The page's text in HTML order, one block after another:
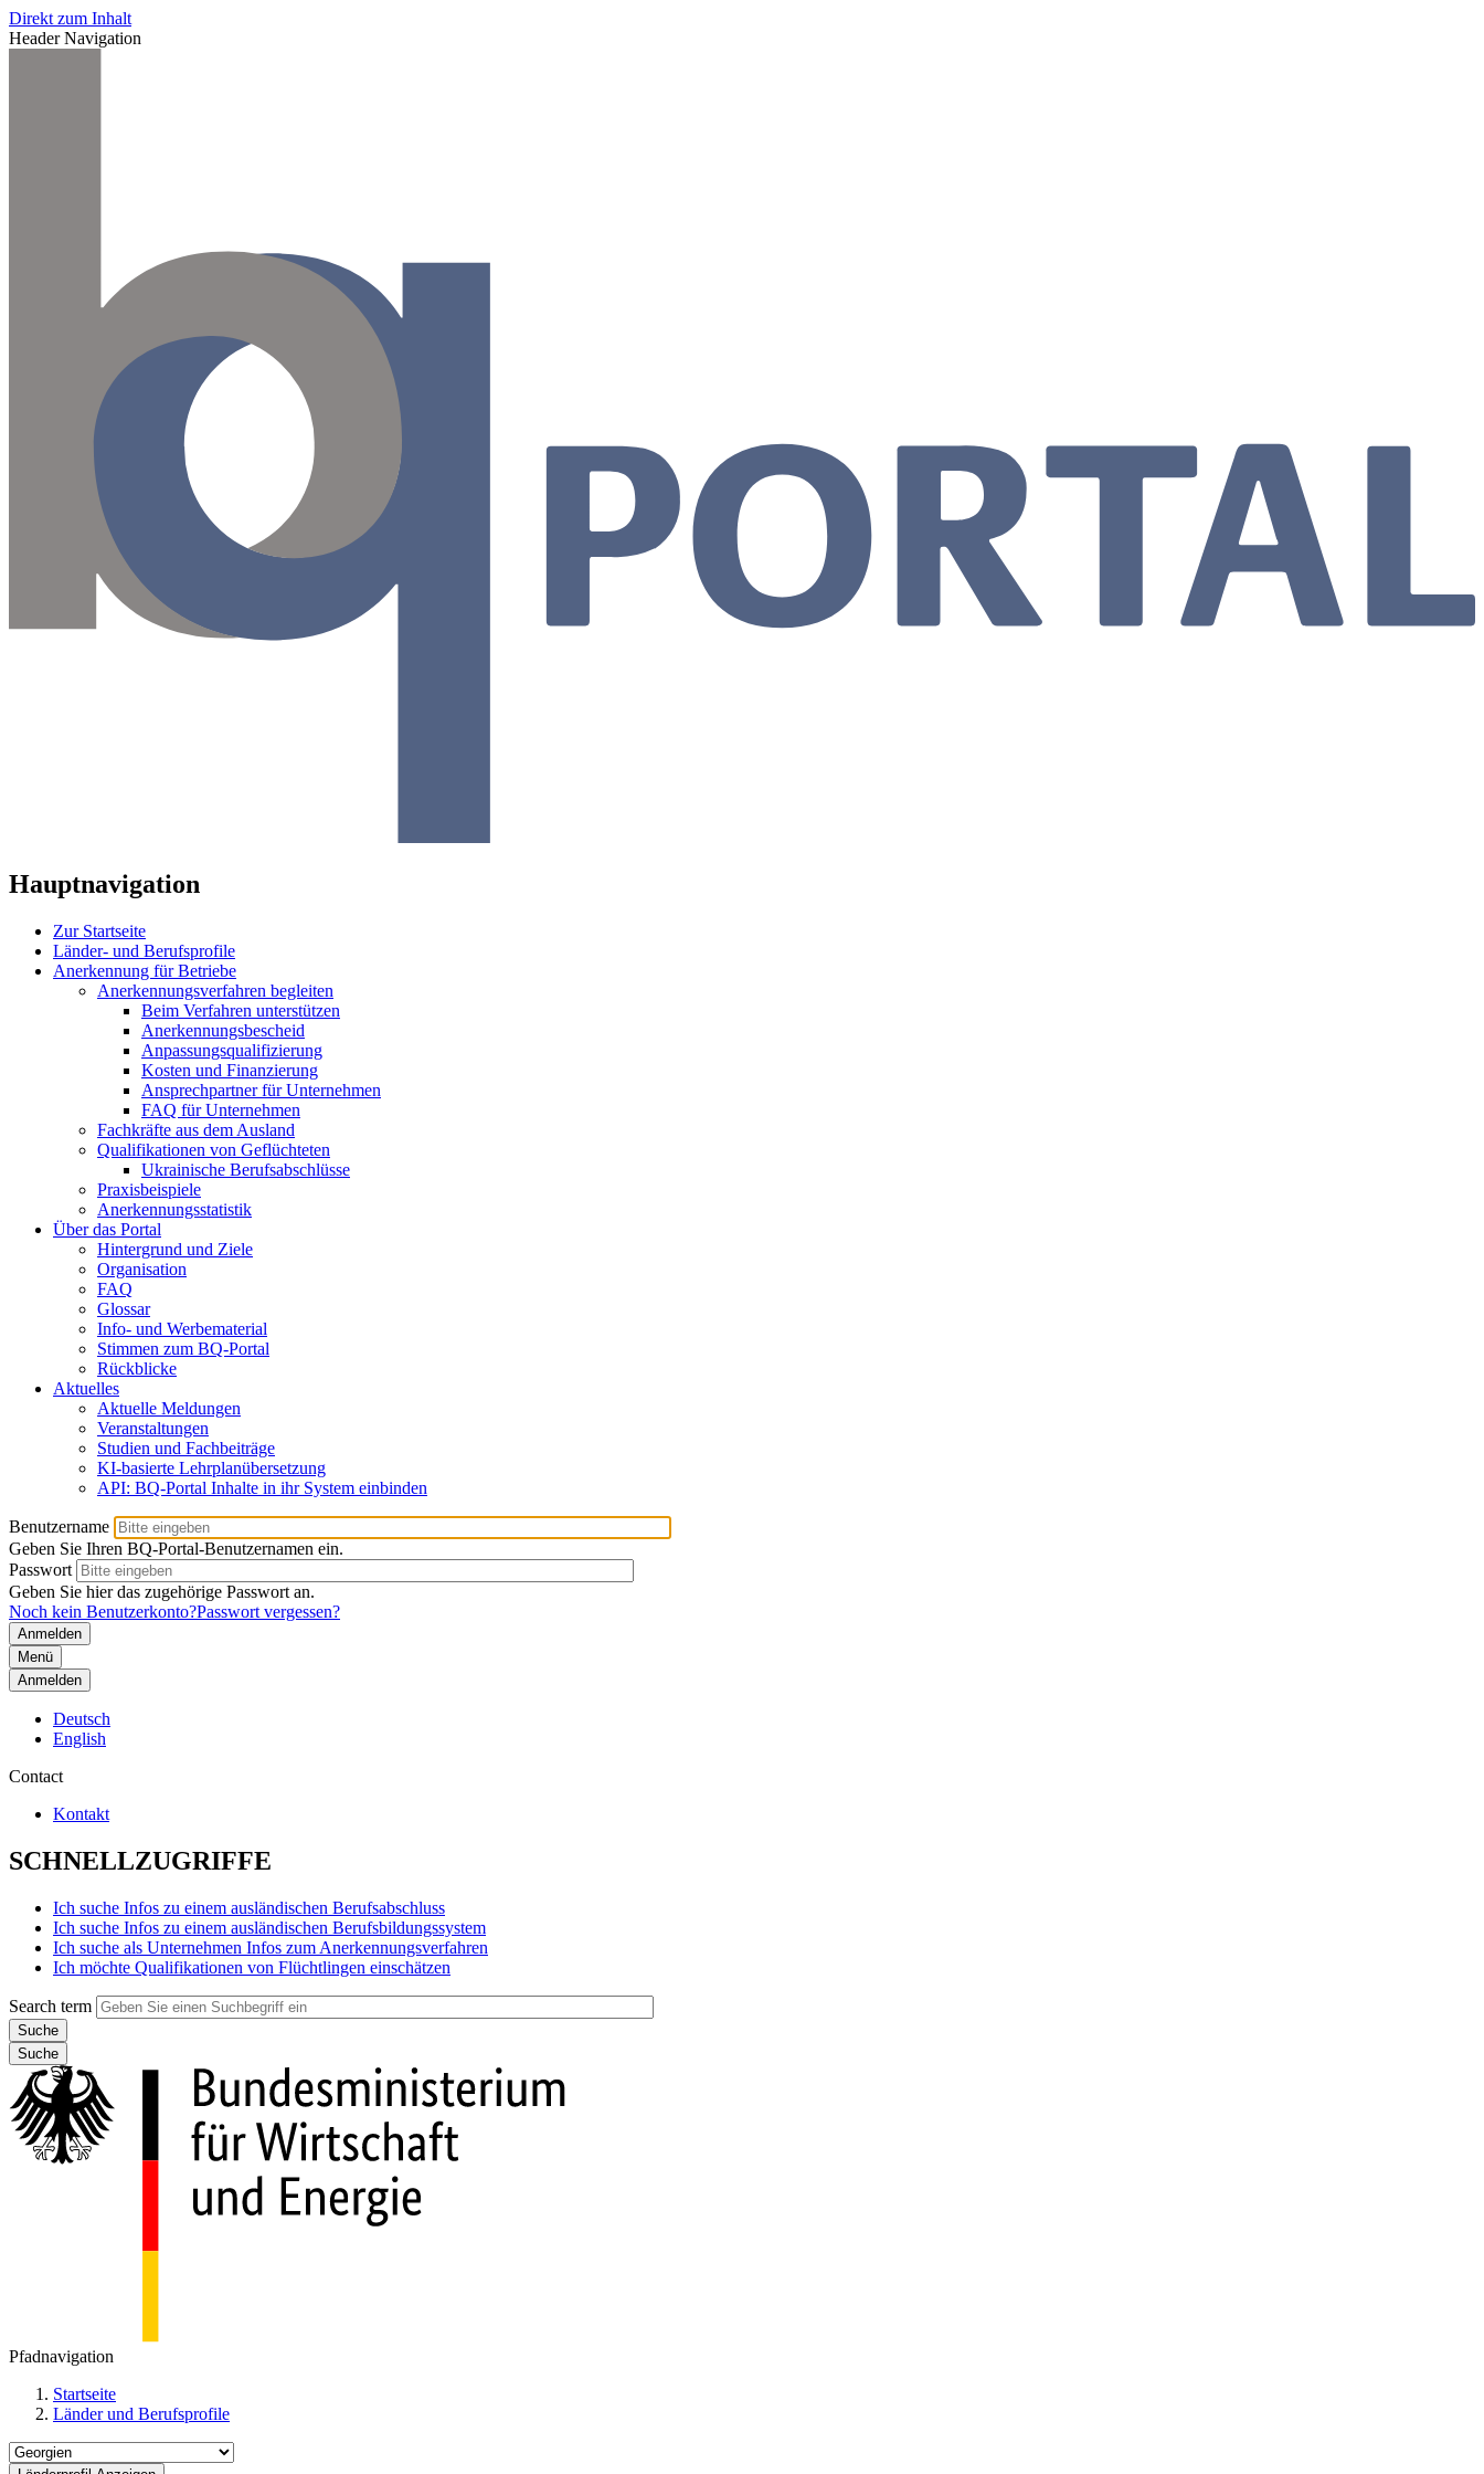
Direkt zum Inhalt
Header Navigation
Hauptnavigation
Zur Startseite
Länder- und Berufsprofile
Anerkennung für Betriebe
Anerkennungsverfahren begleiten
Beim Verfahren unterstützen
Anerkennungsbescheid
Anpassungsqualifizierung
Kosten und Finanzierung
Ansprechpartner für Unternehmen
FAQ für Unternehmen
Fachkräfte aus dem Ausland
Qualifikationen von Geflüchteten
Ukrainische Berufsabschlüsse
Praxisbeispiele
Anerkennungsstatistik
Über das Portal
Hintergrund und Ziele
Organisation
FAQ
Glossar
Info- und Werbematerial
Stimmen zum BQ-Portal
Rückblicke
Aktuelles
Aktuelle Meldungen
Veranstaltungen
Studien und Fachbeiträge
KI-basierte Lehrplanübersetzung
API: BQ-Portal Inhalte in ihr System einbinden
Benutzername
Geben Sie Ihren BQ-Portal-Benutzernamen ein.
Passwort
Geben Sie hier das zugehörige Passwort an.
Noch kein Benutzerkonto?Passwort vergessen?
Menü
Anmelden
Deutsch
English
Contact
Kontakt
SCHNELLZUGRIFFE
Ich suche Infos zu einem ausländischen Berufsabschluss
Ich suche Infos zu einem ausländischen Berufsbildungssystem
Ich suche als Unternehmen Infos zum Anerkennungsverfahren
Ich möchte Qualifikationen von Flüchtlingen einschätzen
Search term
Suche
Pfadnavigation
Startseite
Länder und Berufsprofile